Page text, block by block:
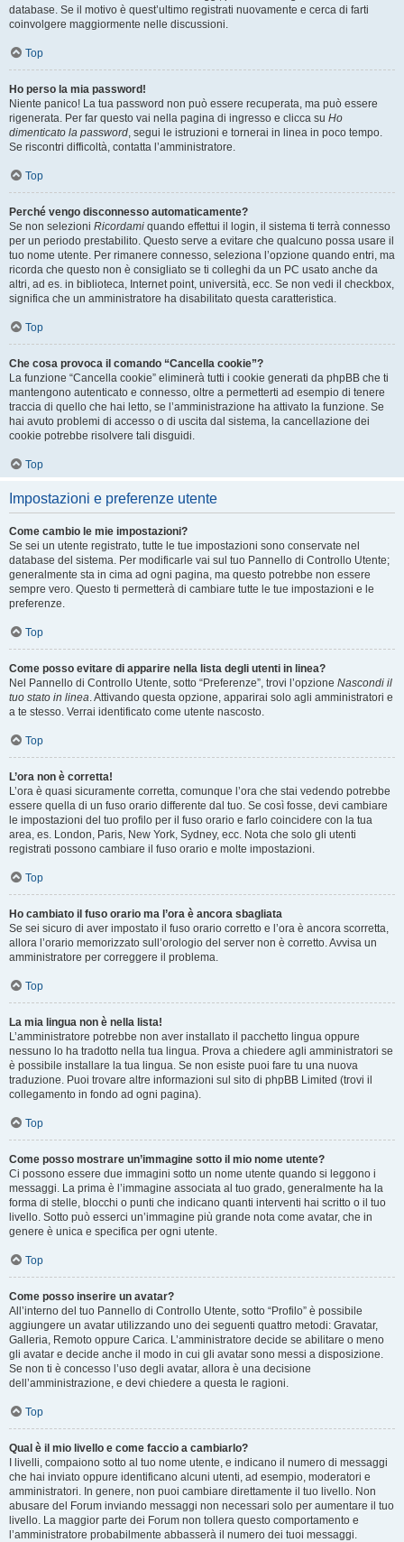
database. Se il motivo è quest’ultimo registrati nuovamente e cerca di farti
coinvolgere maggiormente nelle discussioni.
Top
Ho perso la mia password!
Niente panico! La tua password non può essere recuperata, ma può essere
rigenerata. Per far questo vai nella pagina di ingresso e clicca su Ho
dimenticato la password, segui le istruzioni e tornerai in linea in poco tempo.
Se riscontri difficoltà, contatta l’amministratore.
Top
Perché vengo disconnesso automaticamente?
Se non selezioni Ricordami quando effettui il login, il sistema ti terrà connesso
per un periodo prestabilito. Questo serve a evitare che qualcuno possa usare il
tuo nome utente. Per rimanere connesso, seleziona l’opzione quando entri, ma
ricorda che questo non è consigliato se ti colleghi da un PC usato anche da
altri, ad es. in biblioteca, Internet point, università, ecc. Se non vedi il checkbox,
significa che un amministratore ha disabilitato questa caratteristica.
Top
Che cosa provoca il comando “Cancella cookie”?
La funzione “Cancella cookie” eliminerà tutti i cookie generati da phpBB che ti
mantengono autenticato e connesso, oltre a permetterti ad esempio di tenere
traccia di quello che hai letto, se l’amministrazione ha attivato la funzione. Se
hai avuto problemi di accesso o di uscita dal sistema, la cancellazione dei
cookie potrebbe risolvere tali disguidi.
Top
Impostazioni e preferenze utente
Come cambio le mie impostazioni?
Se sei un utente registrato, tutte le tue impostazioni sono conservate nel
database del sistema. Per modificarle vai sul tuo Pannello di Controllo Utente;
generalmente sta in cima ad ogni pagina, ma questo potrebbe non essere
sempre vero. Questo ti permetterà di cambiare tutte le tue impostazioni e le
preferenze.
Top
Come posso evitare di apparire nella lista degli utenti in linea?
Nel Pannello di Controllo Utente, sotto “Preferenze”, trovi l’opzione Nascondi il
tuo stato in linea. Attivando questa opzione, apparirai solo agli amministratori e
a te stesso. Verrai identificato come utente nascosto.
Top
L’ora non è corretta!
L’ora è quasi sicuramente corretta, comunque l’ora che stai vedendo potrebbe
essere quella di un fuso orario differente dal tuo. Se così fosse, devi cambiare
le impostazioni del tuo profilo per il fuso orario e farlo coincidere con la tua
area, es. London, Paris, New York, Sydney, ecc. Nota che solo gli utenti
registrati possono cambiare il fuso orario e molte impostazioni.
Top
Ho cambiato il fuso orario ma l’ora è ancora sbagliata
Se sei sicuro di aver impostato il fuso orario corretto e l’ora è ancora scorretta,
allora l’orario memorizzato sull’orologio del server non è corretto. Avvisa un
amministratore per correggere il problema.
Top
La mia lingua non è nella lista!
L’amministratore potrebbe non aver installato il pacchetto lingua oppure
nessuno lo ha tradotto nella tua lingua. Prova a chiedere agli amministratori se
è possibile installare la tua lingua. Se non esiste puoi fare tu una nuova
traduzione. Puoi trovare altre informazioni sul sito di phpBB Limited (trovi il
collegamento in fondo ad ogni pagina).
Top
Come posso mostrare un’immagine sotto il mio nome utente?
Ci possono essere due immagini sotto un nome utente quando si leggono i
messaggi. La prima è l’immagine associata al tuo grado, generalmente ha la
forma di stelle, blocchi o punti che indicano quanti interventi hai scritto o il tuo
livello. Sotto può esserci un’immagine più grande nota come avatar, che in
genere è unica e specifica per ogni utente.
Top
Come posso inserire un avatar?
All’interno del tuo Pannello di Controllo Utente, sotto “Profilo” è possibile
aggiungere un avatar utilizzando uno dei seguenti quattro metodi: Gravatar,
Galleria, Remoto oppure Carica. L’amministratore decide se abilitare o meno
gli avatar e decide anche il modo in cui gli avatar sono messi a disposizione.
Se non ti è concesso l’uso degli avatar, allora è una decisione
dell’amministrazione, e devi chiedere a questa le ragioni.
Top
Qual è il mio livello e come faccio a cambiarlo?
I livelli, compaiono sotto al tuo nome utente, e indicano il numero di messaggi
che hai inviato oppure identificano alcuni utenti, ad esempio, moderatori e
amministratori. In genere, non puoi cambiare direttamente il tuo livello. Non
abusare del Forum inviando messaggi non necessari solo per aumentare il tuo
livello. La maggior parte dei Forum non tollera questo comportamento e
l’amministratore probabilmente abbasserà il numero dei tuoi messaggi.